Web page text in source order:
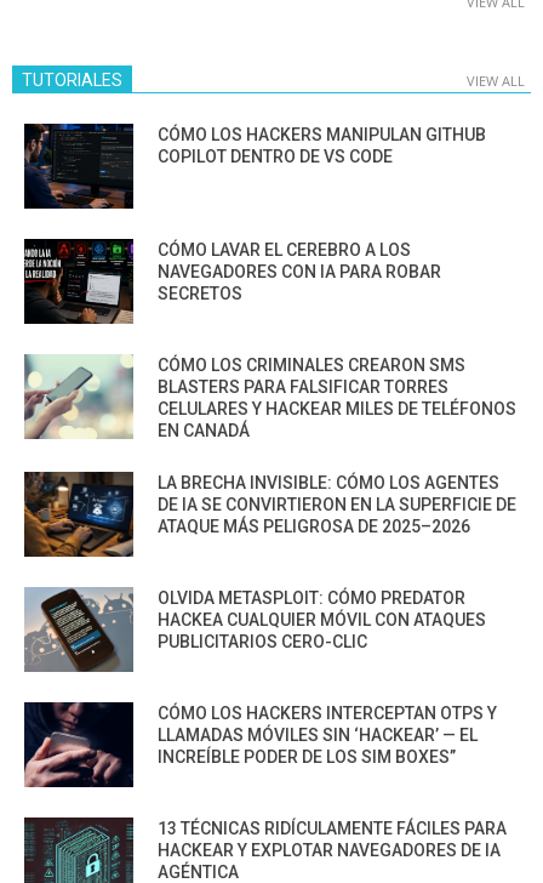
TUTORIALES VIEW ALL
CÓMO LOS HACKERS MANIPULAN GITHUB
COPILOT DENTRO DE VS CODE
CÓMO LAVAR EL CEREBRO A LOS
NAVEGADORES CON IA PARA ROBAR
SECRETOS
CÓMO LOS CRIMINALES CREARON SMS
BLASTERS PARA FALSIFICAR TORRES
CELULARES Y HACKEAR MILES DE TELÉFONOS
EN CANADÁ
LA BRECHA INVISIBLE: CÓMO LOS AGENTES
DE IA SE CONVIRTIERON EN LA SUPERFICIE DE
ATAQUE MÁS PELIGROSA DE 2025–2026
OLVIDA METASPLOIT: CÓMO PREDATOR
HACKEA CUALQUIER MÓVIL CON ATAQUES
PUBLICITARIOS CERO-CLIC
CÓMO LOS HACKERS INTERCEPTAN OTPS Y
LLAMADAS MÓVILES SIN ‘HACKEAR’ — EL
INCREÍBLE PODER DE LOS SIM BOXES”
13 TÉCNICAS RIDÍCULAMENTE FÁCILES PARA
HACKEAR Y EXPLOTAR NAVEGADORES DE IA
AGÉNTICA